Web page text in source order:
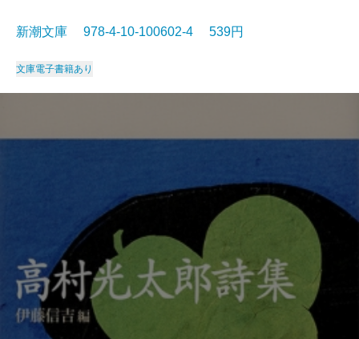
新潮文庫 978-4-10-100602-4 539円
文庫電子書籍あり